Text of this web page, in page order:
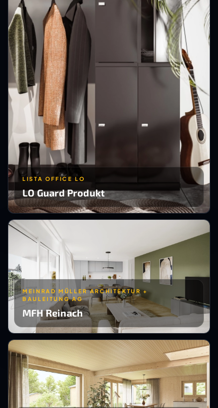
LISTA OFFICE LO
LO Guard Produkt
MEINRAD MÜLLER ARCHITEKTUR +
BAULEITUNG AG
MFH Reinach